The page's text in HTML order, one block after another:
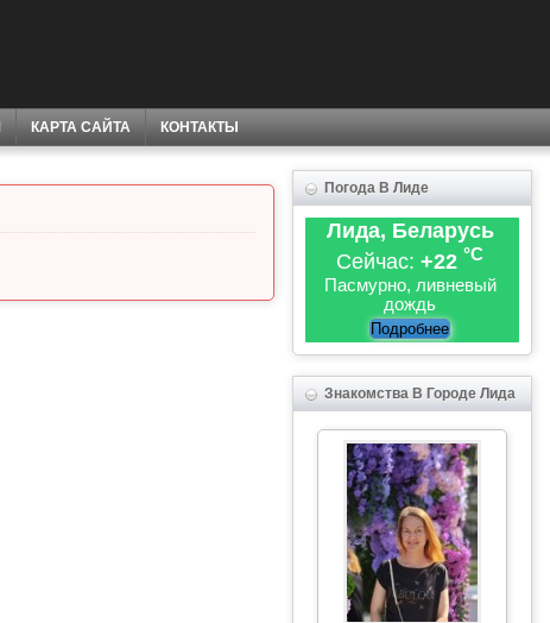
КАРТА САЙТА КОНТАКТЫ
Погода В Лиде
Лида, Беларусь
Сейчас: +22 °C
Пасмурно, ливневый
дождь
Подробнее
Знакомства В Городе Лида